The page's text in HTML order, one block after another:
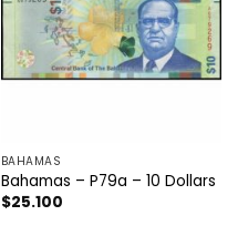
BAHAMAS
Bahamas – P79a – 10 Dollars
$25.100